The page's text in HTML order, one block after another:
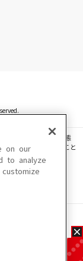
音声等を、手段や形態
ファイル化などすること
あります。
ります。
on our
to analyze